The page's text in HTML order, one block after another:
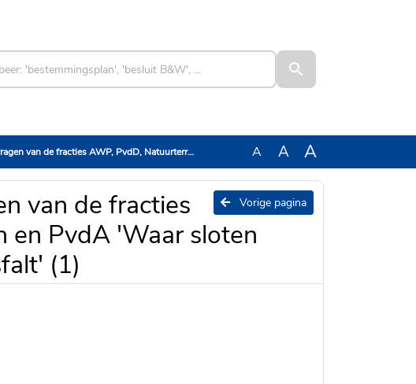
PvdD, Natuurterreinen en PvdA 'Waar sloten verdwijnen, rest slechts grasfalt' (1) A A A
Vorige pagina
van de fracties
en PvdA 'Waar sloten
(1)